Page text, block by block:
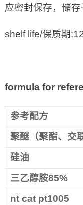
应密封保存，储
shelf life/保质期:12
formula for
参考配方
聚醚（聚酯、交
硅油
三乙醇胺85%
nt cat pt1005